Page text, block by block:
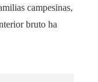
campesinas,
bruto ha